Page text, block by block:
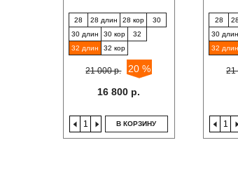
28 28 длин 28 кор
30
30 длин
30 кор
32
32 длин
32 кор
21 000 р. 20 %
16 800 р.
В КОРЗИНУ
28
30 длин
32 длин
21